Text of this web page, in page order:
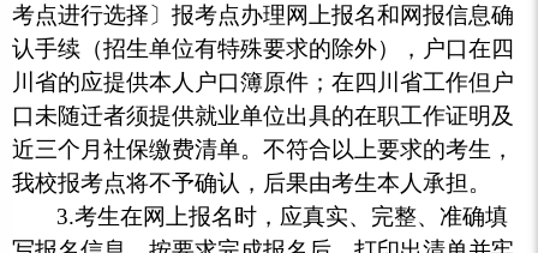
考点进行选择〕报考点办理网上报名和网报信息确
认手续（招生单位有特殊要求的除外），户口在四
川省的应提供本人户口簿原件；在四川省工作但户
口未随迁者须提供就业单位出具的在职工作证明及
近三个月社保缴费清单。不符合以上要求的考生，
我校报考点将不予确认，后果由考生本人承担。
3.考生在网上报名时，应真实、完整、准确填